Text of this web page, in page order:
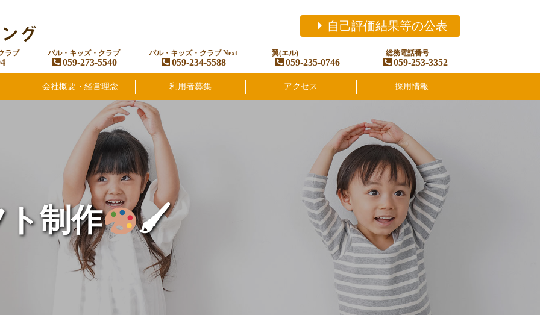
ラブ パル・キッズ・クラブ
059-273-5540
パル・キッズ・クラブ Next
059-234-5588
翼(エル)
059-235-0746
総務電話番号
059-253-3352
自己評価結果等の公表
会社概要・経営理念 利用者募集 アクセス 採用情報
制作 🖌